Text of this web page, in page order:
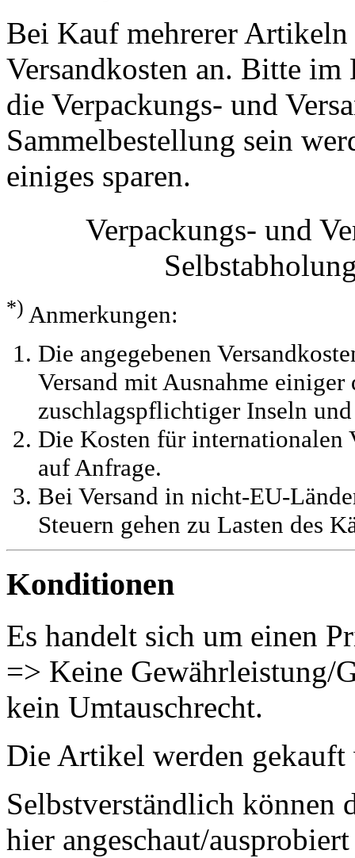
Bei Kauf mehrerer
Versandkosten an. Bitte
die Verpackungs- und
Sammelbestellung sein
einiges sparen.
Verpackungs- und
*) Anmerkungen:
Die angegebenen
Versand mit Ausnahme
zuschlagspflichtiger Inseln
Die Kosten für
auf Anfrage.
Bei Versand in nicht-EU-
Steuern gehen zu Lasten des
Konditionen
Es handelt sich um einen
=> Keine Gewährleistung/
kein Umtauschrecht.
Die Artikel werden gekauft
Selbstverständlich
hier angeschaut/